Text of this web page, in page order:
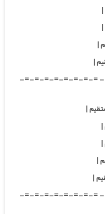
-=-=-=-=-=-=-=-
-=-=-=-=-=-=-=-